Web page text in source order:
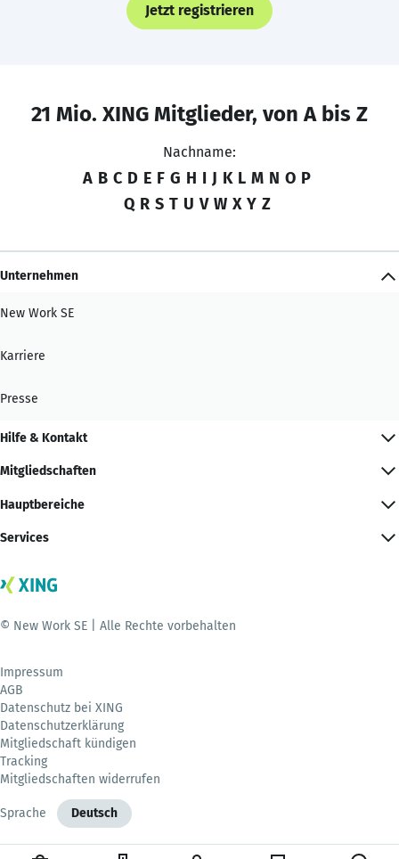
Jetzt registrieren
21 Mio. XING Mitglieder, von A bis Z
Nachname:
A B C D E F G H I J K L M N O P
Q R S T U V W X Y Z
Unternehmen
New Work SE
Karriere
Presse
Hilfe & Kontakt
Mitgliedschaften
Hauptbereiche
Services
© New Work SE | Alle Rechte vorbehalten
Impressum
AGB
Datenschutz bei XING
Datenschutzerklärung
Mitgliedschaft kündigen
Tracking
Mitgliedschaften widerrufen
Sprache Deutsch